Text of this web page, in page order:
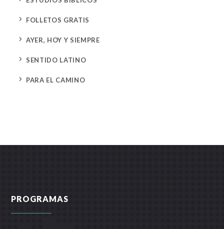
5 FOLLETOS GRATIS
5 AYER, HOY Y SIEMPRE
5 SENTIDO LATINO
5 PARA EL CAMINO
PROGRAMAS